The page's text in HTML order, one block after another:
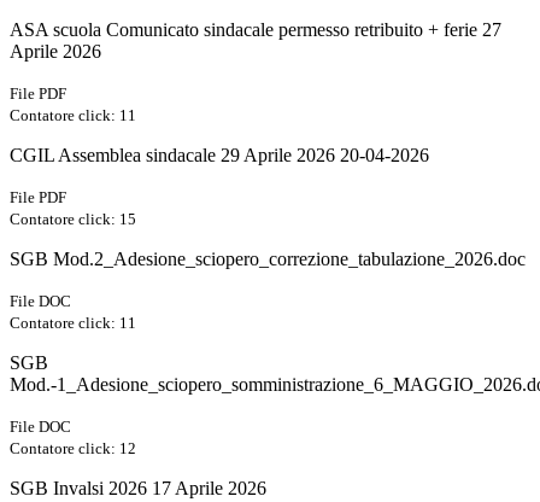
ASA scuola Comunicato sindacale permesso retribuito + ferie 27
Aprile 2026
File PDF
Contatore click: 11
CGIL Assemblea sindacale 29 Aprile 2026 20-04-2026
File PDF
Contatore click: 15
SGB Mod.2_Adesione_sciopero_correzione_tabulazione_2026.doc
File DOC
Contatore click: 11
SGB
Mod.-
File DOC
Contatore click: 12
SGB Invalsi 2026 17 Aprile 2026